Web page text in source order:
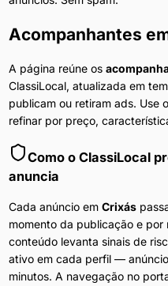
Acompanhantes
A página reúne os
ClassiLocal, atualizada em
publicam ou retiram ads. Use
refinar por preço,
Como o ClassiLocal
anuncia
Cada anúncio em Crixás
momento da publicação e por
conteúdo levanta sinais de
ativo em cada perfil —
minutos. A navegação no